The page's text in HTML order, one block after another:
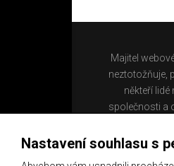
Majitel
neztotožňuje,
někteří
společnosti a
Nastavení souhlasu s